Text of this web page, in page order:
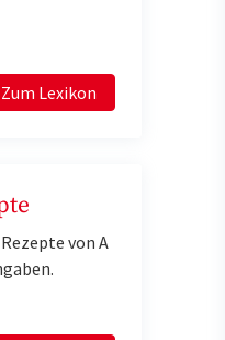
Zum Lexikon
von A